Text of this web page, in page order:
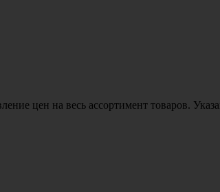
цен на весь ассортимент товаров.